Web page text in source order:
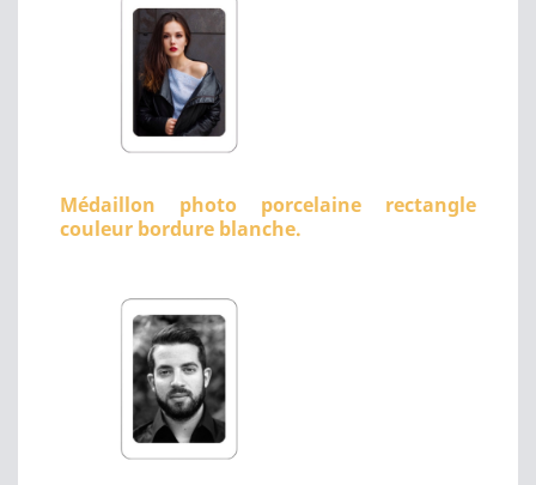
Médaillon photo porcelaine rectangle
couleur bordure blanche.